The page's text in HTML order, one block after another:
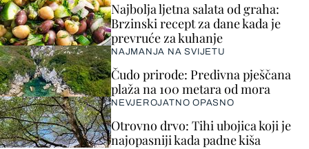
Najbolja ljetna salata od graha:
Brzinski recept za dane kada je
prevruće za kuhanje
NAJMANJA NA SVIJETU
Čudo prirode: Predivna pješčana
plaža na 100 metara od mora
NEVJEROJATNO OPASNO
Otrovno drvo: Tihi ubojica koji je
najopasniji kada padne kiša